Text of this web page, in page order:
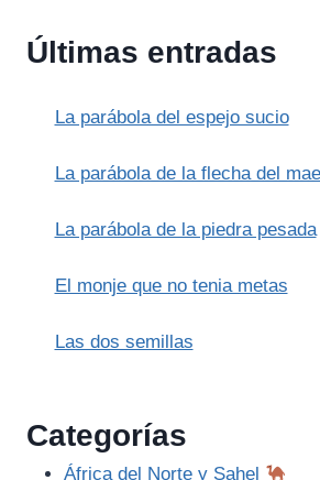
DE
Últimas entradas
La parábola del espejo sucio
La parábola de la flecha del
La parábola de la piedra pesada
El monje que no tenia metas
Las dos semillas
Categorías
África del Norte y Sahel